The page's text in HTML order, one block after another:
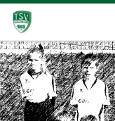
Zum Inhalt springen